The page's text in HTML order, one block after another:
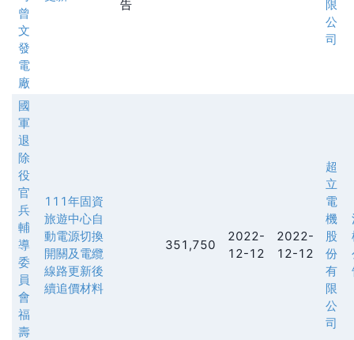
曾
文
發
電
廠
告
限
公
司
國
軍
退
除
役
官
兵
輔
導
委
員
會
福
壽
111年固資
旅遊中心自
動電源切換
開關及電纜
線路更新後
續追價材料
351,750
2022-
12-12
2022-
12-12
超
立
電
機
股
份
有
限
公
司